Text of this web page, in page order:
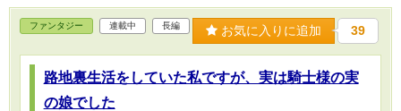
ファンタジー 連載中 長編 お気に入りに追加 39
路地裏生活をしていた私ですが、実は騎士様の実
の娘でした